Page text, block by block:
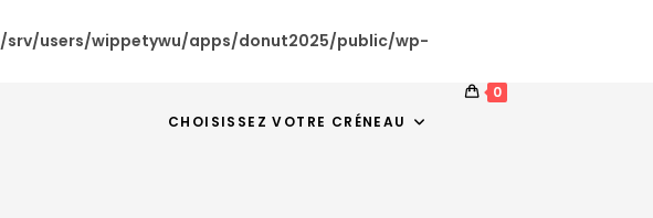
/srv/users/wippetywu/apps/donut2025/public/wp-
CHOISISSEZ VOTRE CRÉNEAU
0